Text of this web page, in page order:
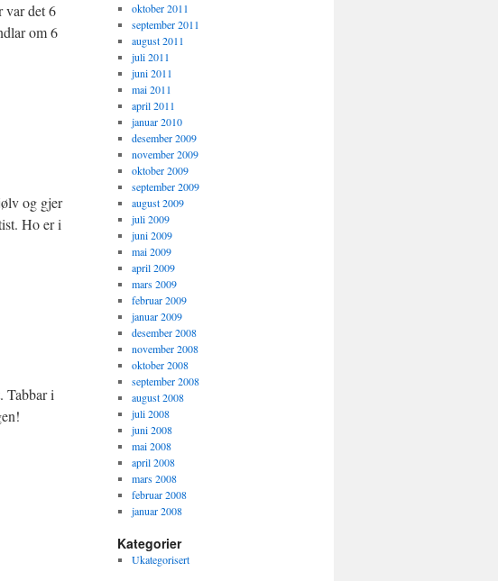
var det 6
om 6
og gjer
Ho er i
Tabbar i
oktober 2011
september 2011
august 2011
juli 2011
juni 2011
mai 2011
april 2011
januar 2010
desember 2009
november 2009
oktober 2009
september 2009
august 2009
juli 2009
juni 2009
mai 2009
april 2009
mars 2009
februar 2009
januar 2009
desember 2008
november 2008
oktober 2008
september 2008
august 2008
juli 2008
juni 2008
mai 2008
april 2008
mars 2008
februar 2008
januar 2008
Kategorier
Ukategorisert